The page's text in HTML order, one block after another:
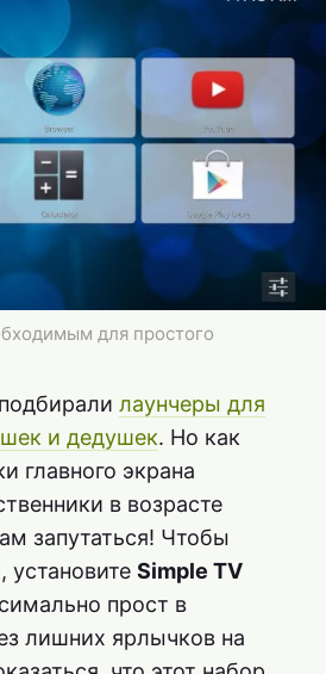
для простого
лаунчеры для
и дедушек. Но как
главного экрана
в возрасте
запутаться! Чтобы
Simple TV
прост в
лишних ярлычков на